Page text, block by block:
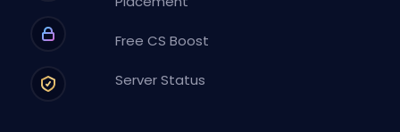
Free CS Boost
Server Status